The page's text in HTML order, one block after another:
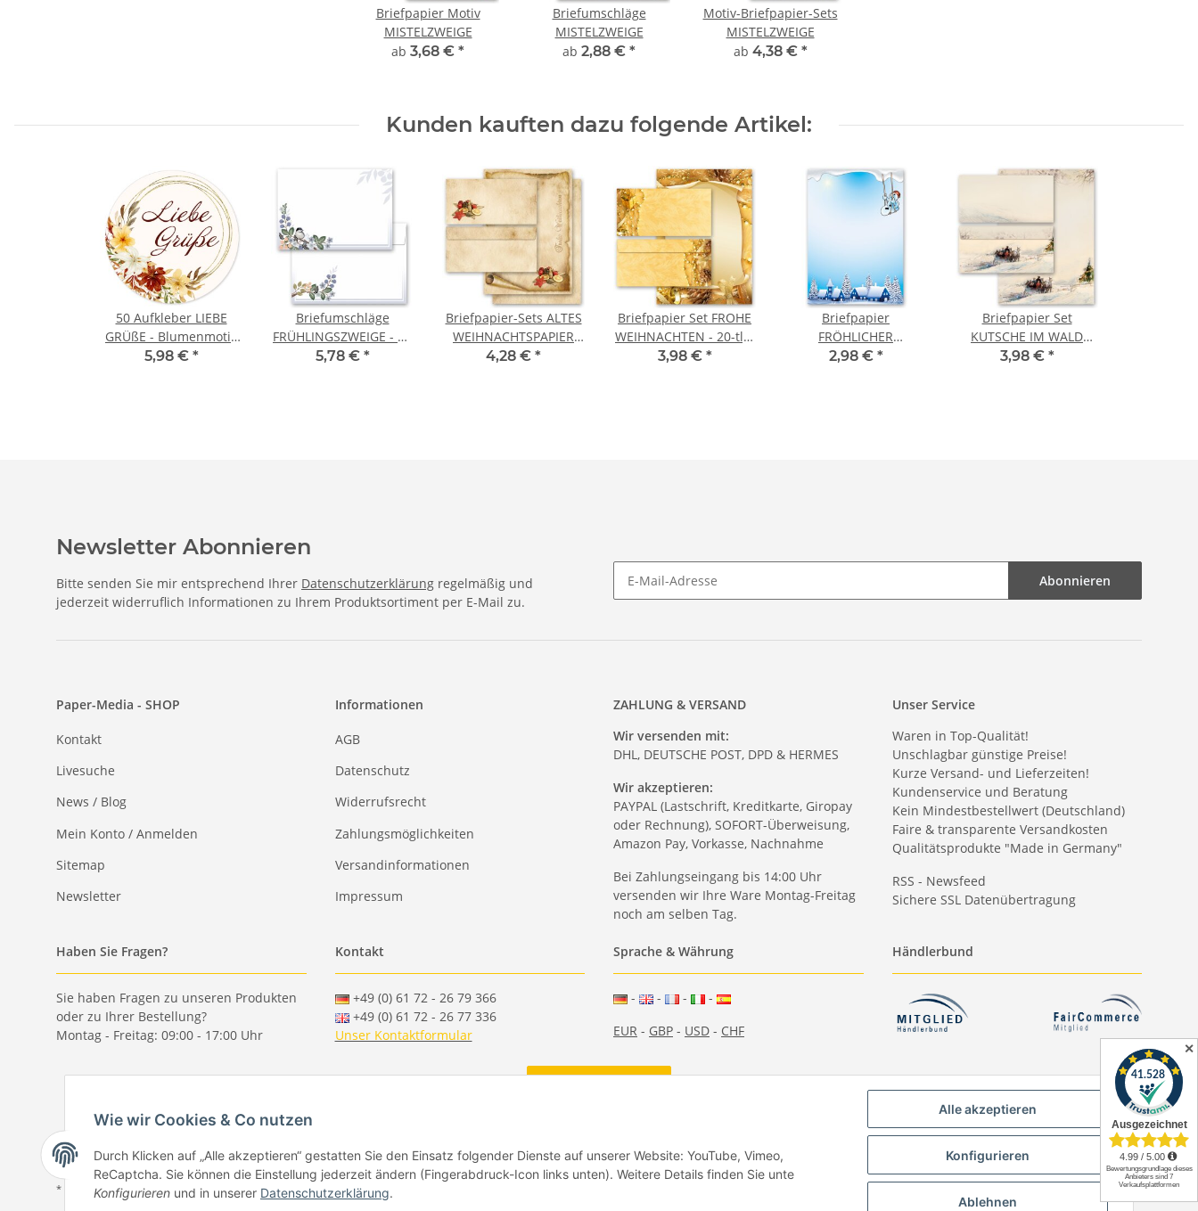
Briefpapier Motiv
MISTELZWEIGE
ab 3,68 € *
Briefumschläge
MISTELZWEIGE
ab 2,88 € *
Motiv-Briefpapier-Sets
MISTELZWEIGE
ab 4,38 € *
Kunden kauften dazu folgende Artikel:
50 Aufkleber LIEBE
GRÜßE - Blumenmotiv
Rund Ø 4,5 cm
5,98 € *
Briefumschläge
FRÜHLINGSZWEIGE - 25
Stück C6 (ohne Fenster)
5,78 € *
Briefpapier-Sets ALTES
WEIHNACHTSPAPIER
(Variante A) DL ohne
4,28 € *
Briefpapier Set FROHE
WEIHNACHTEN - 20-tlg.
DL (ohne Fenster)
3,98 € *
Briefpapier
FRÖHLICHER
SCHNEEMANN - DIN A4
2,98 € *
Briefpapier Set
KUTSCHE IM WALD
Variante B - 20-tlg. DL
3,98 € *
Newsletter Abonnieren
Bitte senden Sie mir entsprechend Ihrer Datenschutzerklärung regelmäßig und
jederzeit widerruflich Informationen zu Ihrem Produktsortiment per E-Mail zu.
Abonnieren
Paper-Media - SHOP
Kontakt
Livesuche
News / Blog
Mein Konto / Anmelden
Sitemap
Newsletter
Informationen
AGB
Datenschutz
Widerrufsrecht
Zahlungsmöglichkeiten
Versandinformationen
Impressum
ZAHLUNG & VERSAND
Wir versenden mit:
DHL, DEUTSCHE POST, DPD & HERMES
Wir akzeptieren:
PAYPAL (Lastschrift, Kreditkarte, Giropay
oder Rechnung), SOFORT-Überweisung,
Amazon Pay, Vorkasse, Nachnahme
Bei Zahlungseingang bis 14:00 Uhr
versenden wir Ihre Ware Montag-Freitag
noch am selben Tag.
Unser Service
Waren in Top-Qualität!
Unschlagbar günstige Preise!
Kurze Versand- und Lieferzeiten!
Kundenservice und Beratung
Kein Mindestbestellwert (Deutschland)
Faire & transparente Versandkosten
Qualitätsprodukte "Made in Germany"
RSS - Newsfeed
Sichere SSL Datenübertragung
Haben Sie Fragen?
Sie haben Fragen zu unseren Produkten
oder zu Ihrer Bestellung?
Montag - Freitag: 09:00 - 17:00 Uhr
Kontakt
+49 (0) 61 72 - 26 79 366
+49 (0) 61 72 - 26 77 336
Unser Kontaktformular
Sprache & Währung
- - -
-
EUR - GBP - USD - CHF
Händlerbund
* Alle Preise inkl. gesetzlicher USt., zzgl.Versand
✕
Wie wir Cookies & Co nutzen
Durch Klicken auf „Alle akzeptieren“ gestatten Sie den Einsatz folgender Dienste auf unserer Website: YouTube, Vimeo,
ReCaptcha. Sie können die Einstellung jederzeit ändern (Fingerabdruck-Icon links unten). Weitere Details finden Sie unte
Konfigurieren und in unserer Datenschutzerklärung.
Alle akzeptieren
Konfigurieren
Ablehnen